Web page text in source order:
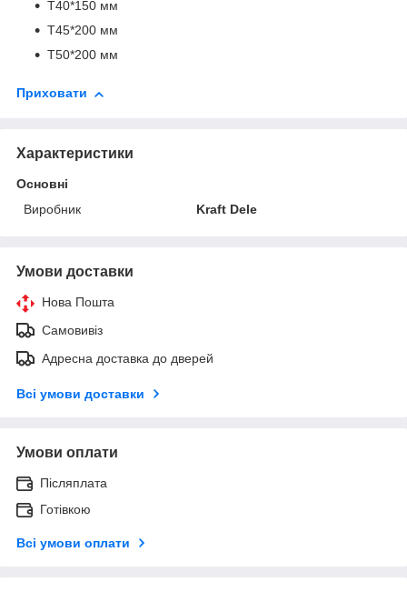
T40*150 мм
T45*200 мм
T50*200 мм
Приховати
Характеристики
Основні
Виробник
Kraft Dele
Умови доставки
Нова Пошта
Самовивіз
Адресна доставка до дверей
Всі умови доставки
Умови оплати
Післяплата
Готівкою
Всі умови оплати